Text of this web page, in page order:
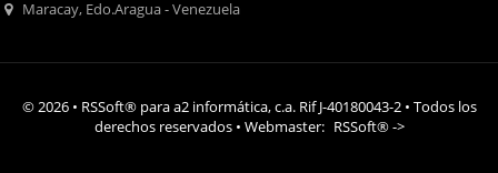
Maracay, Edo.Aragua - Venezuela
© 2026 • RSSoft® para a2 informática, c.a. Rif J-40180043-2 • Todos los
derechos reservados • Webmaster: RSSoft®->